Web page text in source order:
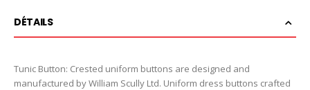
DÉTAILS
Tunic Button: Crested uniform buttons are designed and
manufactured by William Scully Ltd. Uniform dress buttons crafted